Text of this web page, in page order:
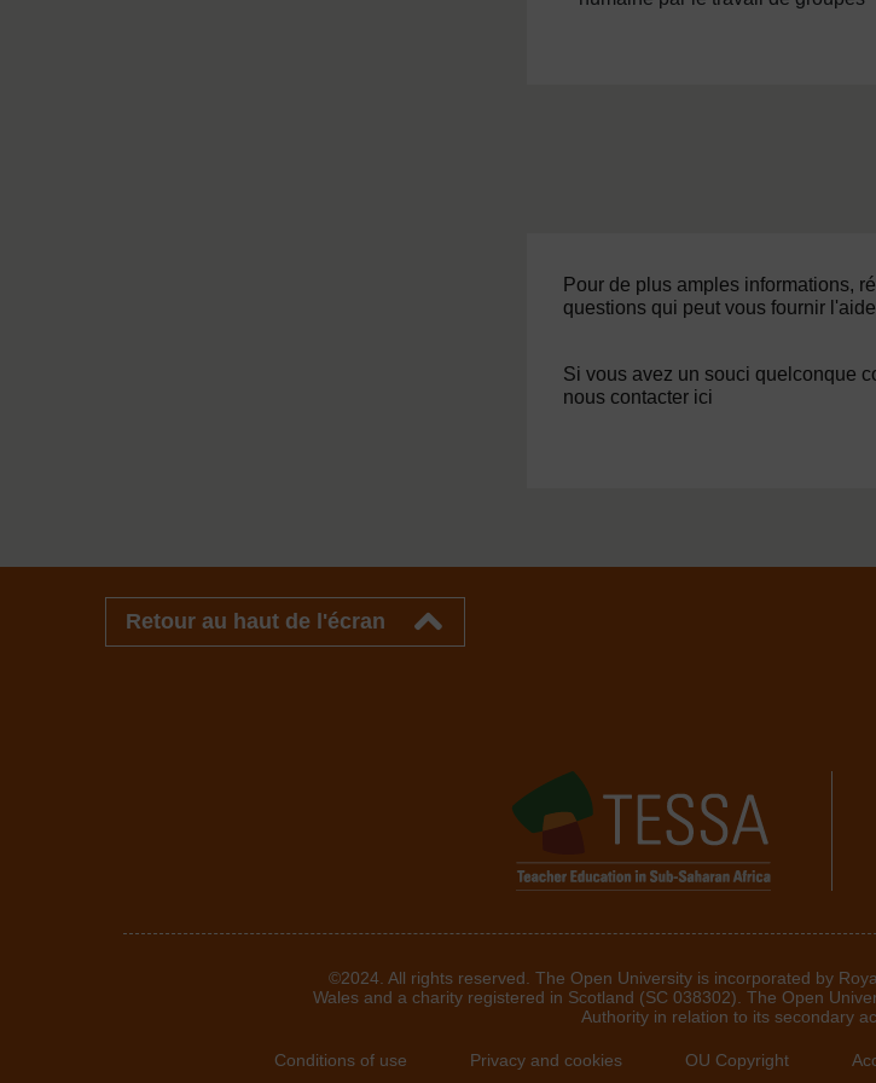
Pour de plus amples informations,
questions qui peut vous fournir
Si vous avez un souci quelconque
nous contacter ici
Retour au haut de l'écran
©2024. All rights reserved. The Open University is incorporated by
Wales and a charity registered in Scotland (SC 038302). The Open
Authority in relation to its secondary
Conditions of use Privacy and cookies OU Copyright